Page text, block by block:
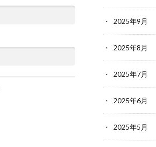
2025年9月
2025年8月
2025年7月
2025年6月
2025年5月